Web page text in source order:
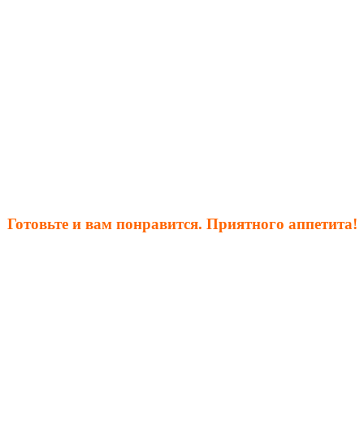
Готовьте и вам понравится. Приятного аппетита!